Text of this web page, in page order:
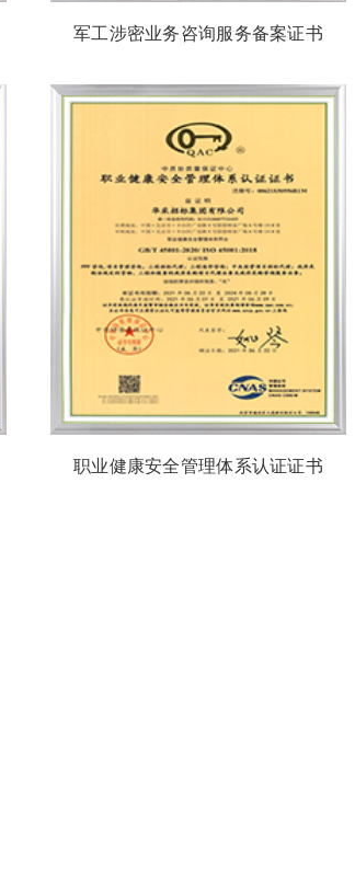
军工涉密业务咨询服务备案证书
职业健康安全管理体系认证证书